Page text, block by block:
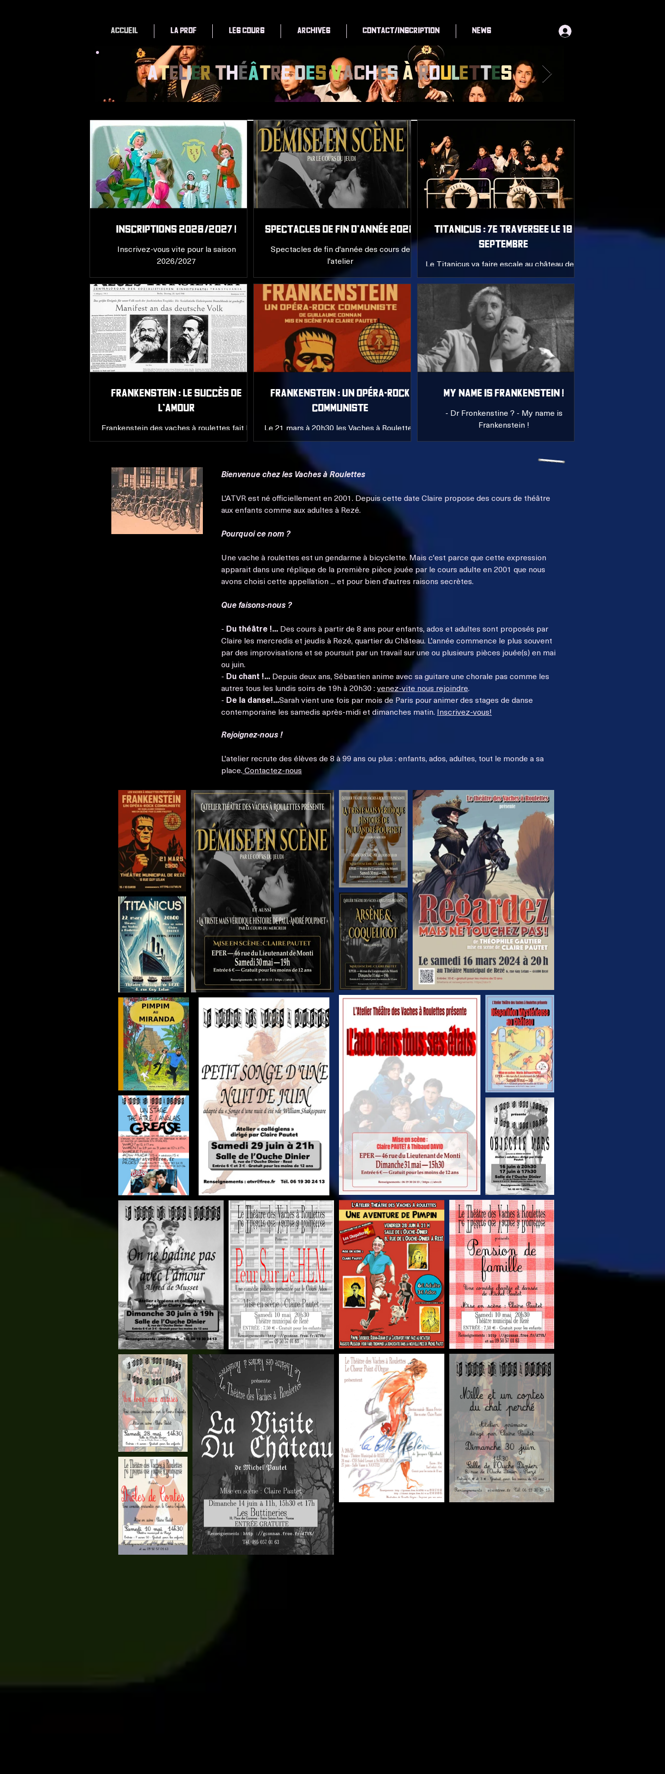
Accueil La Prof Les cours Archives Contact/Inscription News
AtelierThéâtredes VachesàRoulettes
Inscriptions 2026/2027 !
Inscrivez-vous vite pour la saison
2026/2027
Spectacles de fin d'année 2026
Spectacles de fin d'année des cours de
l'atelier
TITANICUS : 7e traversee LE 19
septembre
Le Titanicus va faire escale au château de la
Joue à Fay de Bretagne le 7 juin 2026.
Frankenstein : LE SUCCÈS DE
L'AMOUR
Frankenstein des vaches à roulettes fait la
une de la presse
FRANKENSTEIN : un opéra-rock
communiste
Le 21 mars à 20h30 les Vaches à Roulettes
présenteront leur nouvelle création au
Théâtre Municipal de Rezé.
My NAME IS FRANKENSTEIN !
- Dr Fronkenstine ? - My name is
Frankenstein !
Bienvenue chez les Vaches à Roulettes
L'ATVR est né officiellement en 2001. Depuis cette dateClaire propose des cours de théâtre
aux enfants comme aux adultes à Rezé.
Pourquoi ce nom ?
Une vache à roulettes est un gendarme à bicyclette. Mais c'est parce que cette expression
apparait dans une réplique de la première pièce jouée par le cours adulte en 2001 que nous
avons choisi cette appellation ... et pour bien d'autres raisons secrètes.
Que faisons-nous ?
- Du théâtre !... Des cours à partir de 8 ans pour enfants, ados et adultes sont proposés par
Claire les mercredis et jeudis à Rezé, quartier du Château. L'année commence le plus souvent
par des improvisations et se poursuit par un travail sur une ou plusieurs pièces jouée(s) en mai
ou juin.
- Du chant !... Depuis deux ans, Sébastien anime avec sa guitare une chorale pas comme les
autres tous les lundis soirs de 19h à 20h30 :venez-vite nous rejoindre.
- De la danse!...Sarah vient une fois par mois de Paris pour animer des stages de danse
contemporaine les samedis après-midi et dimanches matin. Inscrivez-vous!
Rejoignez-nous !
L'atelier recrute des élèves de 8 à 99 ans ou plus : enfants, ados, adultes, tout le monde a sa
place.Contactez-nous